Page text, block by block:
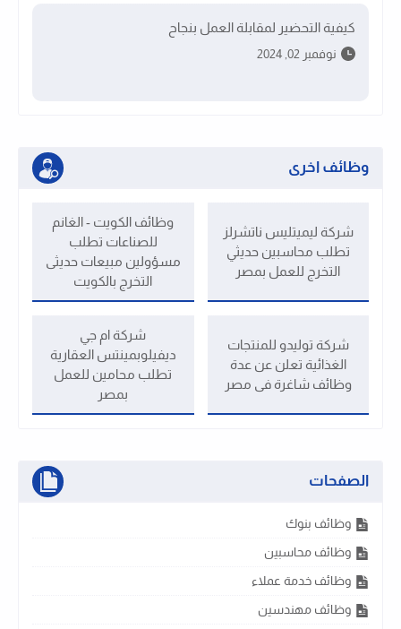
كيفية التحضير لمقابلة العمل بنجاح
نوفمبر 02, 2024
وظائف اخرى
شركة ليميتليس ناتشرلز
تطلب محاسبين حديثي
التخرج للعمل بمصر
وظائف الكويت - الغانم
للصناعات تطلب
مسؤولين مبيعات حديثى
التخرج بالكويت
شركة توليدو للمنتجات
الغذائية تعلن عن عدة
وظائف شاغرة فى مصر
شركة ام جي
ديفيلوبمينتس العقارية
تطلب محامين للعمل
بمصر
الصفحات
وظائف بنوك
وظائف محاسبين
وظائف خدمة عملاء
وظائف مهندسين